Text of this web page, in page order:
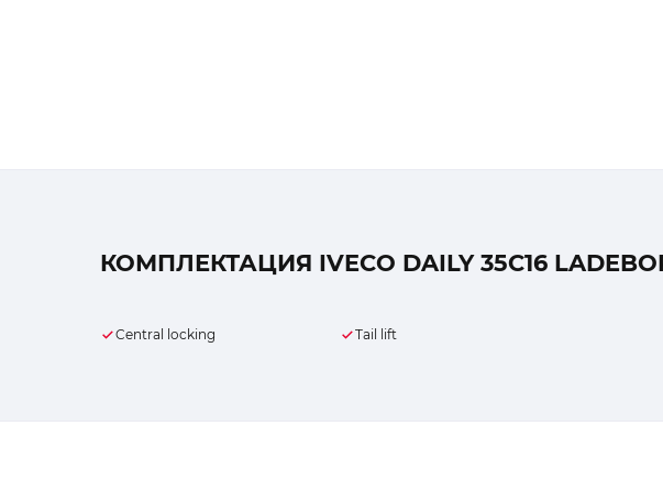
КОМПЛЕКТАЦИЯ IVECO DAILY 35C16
Central locking Tail lift